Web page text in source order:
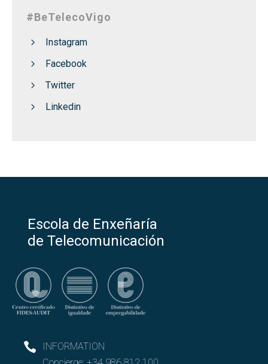
#BeTelecoVigo
Instagram
Facebook
Twitter
Linkedin
Escola de Enxeñaría
de Telecomunicación
INFORMATION